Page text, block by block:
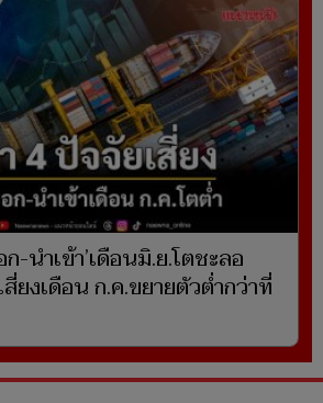
-นำเข้า’เดือนมิ.ย.โตชะลอ
ยงเดือน ก.ค.ขยายตัวต่ำกว่าที่